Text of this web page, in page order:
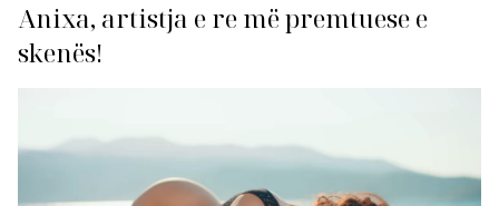
Anixa, artistja e re më premtuese e
skenës!